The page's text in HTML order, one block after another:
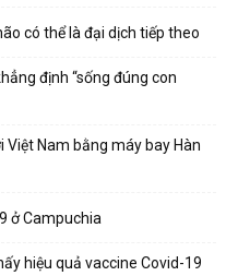
có thể là đại dịch tiếp theo
định “sống đúng con
Nam bằng máy bay Hàn
ở Campuchia
hiệu quả vaccine Covid-19